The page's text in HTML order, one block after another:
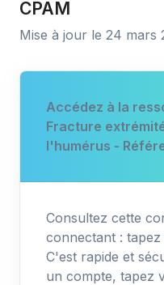
CPAM
Mise à jour le 24 mars
Accédez à la
Fracture
l'humérus -
Consultez cette
connectant :
C'est rapide et
un compte, tapez